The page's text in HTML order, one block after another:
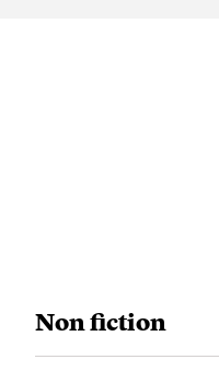
Non fiction